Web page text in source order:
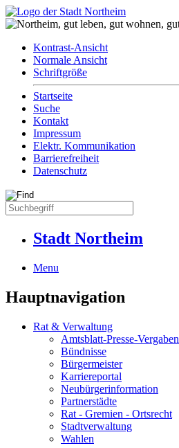
Kontrast-Ansicht
Normale Ansicht
Schriftgröße
Startseite
Suche
Kontakt
Impressum
Elektr. Kommunikation
Barrierefreiheit
Datenschutz
Stadt Northeim
Menu
Hauptnavigation
Rat & Verwaltung
Amtsblatt-Presse-Vergaben
Bündnisse
Bürgermeister
Karriereportal
Neubürgerinformation
Partnerstädte
Rat - Gremien - Ortsrecht
Stadtverwaltung
Wahlen